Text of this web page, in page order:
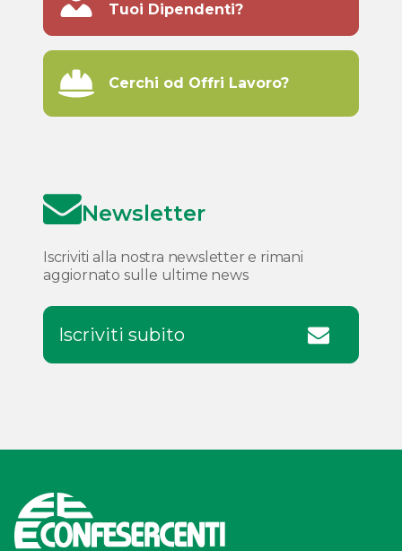
Tuoi Dipendenti?
Cerchi od Offri Lavoro?
Newsletter
Iscriviti alla nostra newsletter e rimani
aggiornato sulle ultime news
Iscriviti subito